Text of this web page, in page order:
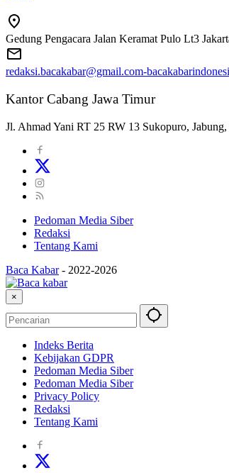
Gedung Pengacara Jalan Keramat Pulo Lt3
redaksi.bacakabar@gmail.com-
Kantor Cabang Jawa Timur
Jl. Ahmad Yani RT 25 RW 13 Sukopuro,
Pedoman Media Siber
Redaksi
Tentang Kami
Baca Kabar - 2022-2026
×
Indeks Berita
Kebijakan GDPR
Pedoman Media Siber
Pedoman Media Siber
Privacy Policy
Redaksi
Tentang Kami